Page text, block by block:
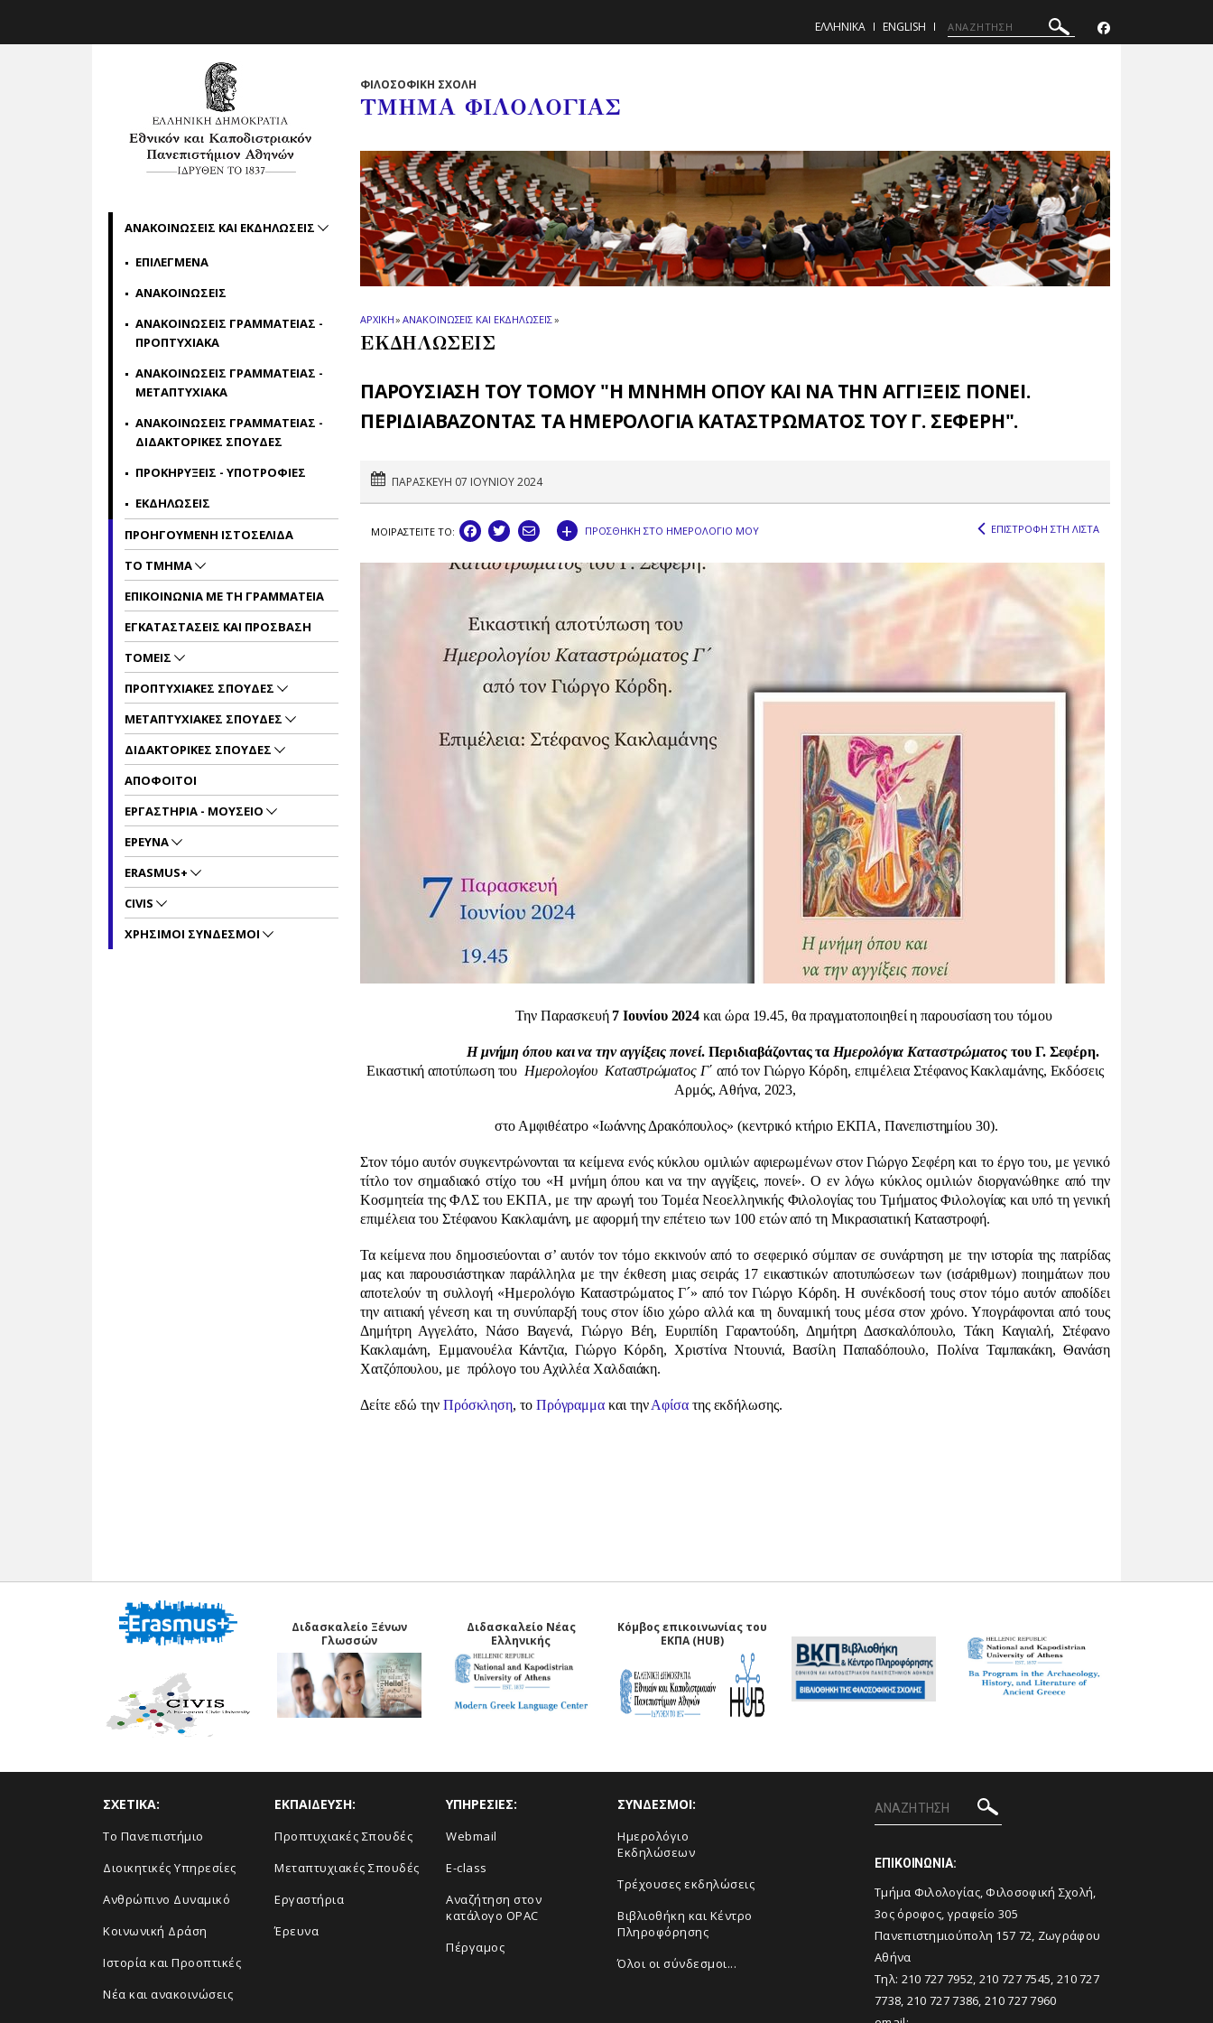
ΕΛΛΗΝΙΚΑ ENGLISH
ΦΙΛΟΣΟΦΙΚΗ ΣΧΟΛΗ
ΤΜΗΜΑ ΦΙΛΟΛΟΓΙΑΣ
ΑΡΧΙΚΗ» ΑΝΑΚΟΙΝΩΣΕΙΣ ΚΑΙ ΕΚΔΗΛΩΣΕΙΣ»
ΕΚΔΗΛΩΣΕΙΣ
ΠΑΡΟΥΣΙΑΣΗ ΤΟΥ ΤΟΜΟΥ "Η ΜΝΗΜΗ ΟΠΟΥ ΚΑΙ ΝΑ ΤΗΝ ΑΓΓΙΞΕΙΣ ΠΟΝΕΙ.
ΠΕΡΙΔΙΑΒΑΖΟΝΤΑΣ ΤΑ ΗΜΕΡΟΛΟΓΙΑ ΚΑΤΑΣΤΡΩΜΑΤΟΣ ΤΟΥ Γ. ΣΕΦΕΡΗ".
ΠΑΡΑΣΚΕΥΗ 07 ΙΟΥΝΙΟΥ 2024
ΜΟΙΡΑΣΤEIΤΕ ΤΟ: + ΠΡΟΣΘΗΚΗ ΣΤΟ ΗΜΕΡΟΛΟΓΙΟ ΜΟΥ ΕΠΙΣΤΡΟΦΗ ΣΤΗ ΛΙΣΤΑ
Την Παρασκευή 7 Ιουνίου 2024 και ώρα 19.45, θα πραγματοποιηθεί η παρουσίαση του τόμου
Η μνήμη όπου και να την αγγίξεις πονεί. Περιδιαβάζοντας τα Ημερολόγια Καταστρώματος του Γ. Σεφέρη.
Εικαστική αποτύπωση του Ημερολογίου Καταστρώματος Γ´ από τον Γιώργο Κόρδη, επιμέλεια Στέφανος Κακλαμάνης, Εκδόσεις
Αρμός, Αθήνα, 2023,
στο Αμφιθέατρο «Ιωάννης Δρακόπουλος» (κεντρικό κτήριο ΕΚΠΑ, Πανεπιστημίου 30).
Στον τόμο αυτόν συγκεντρώνονται τα κείμενα ενός κύκλου ομιλιών αφιερωμένων στον Γιώργο Σεφέρη και το έργο του, με γενικό
τίτλο τον σημαδιακό στίχο του «Η μνήμη όπου και να την αγγίξεις, πονεί». Ο εν λόγω κύκλος ομιλιών διοργανώθηκε από την
Κοσμητεία της ΦΛΣ του ΕΚΠΑ, με την αρωγή του Τομέα Νεοελληνικής Φιλολογίας του Τμήματος Φιλολογίας και υπό τη γενική
επιμέλεια του Στέφανου Κακλαμάνη, με αφορμή την επέτειο των 100 ετών από τη Μικρασιατική Καταστροφή.
Τα κείμενα που δημοσιεύονται σ’ αυτόν τον τόμο εκκινούν από το σεφερικό σύμπαν σε συνάρτηση με την ιστορία της πατρίδας
μας και παρουσιάστηκαν παράλληλα με την έκθεση μιας σειράς 17 εικαστικών αποτυπώσεων των (ισάριθμων) ποιημάτων που
αποτελούν τη συλλογή «Ημερολόγιο Καταστρώματος Γ´» από τον Γιώργο Κόρδη. Η συνέκδοσή τους στον τόμο αυτόν αποδίδει
την αιτιακή γένεση και τη συνύπαρξή τους στον ίδιο χώρο αλλά και τη δυναμική τους μέσα στον χρόνο. Υπογράφονται από τους
Δημήτρη Αγγελάτο, Νάσο Βαγενά, Γιώργο Βέη, Ευριπίδη Γαραντούδη, Δημήτρη Δασκαλόπουλο, Τάκη Καγιαλή, Στέφανο
Κακλαμάνη, Εμμανουέλα Κάντζια, Γιώργο Κόρδη, Χριστίνα Ντουνιά, Βασίλη Παπαδόπουλο, Πολίνα Ταμπακάκη, Θανάση
Χατζόπουλου, με πρόλογο του Αχιλλέα Χαλδαιάκη.
Δείτε εδώ την Πρόσκληση, το Πρόγραμμα και τηνΑφίσα της εκδήλωσης.
ΑΝΑΚΟΙΝΩΣΕΙΣ ΚΑΙ ΕΚΔΗΛΩΣΕΙΣ
ΕΠΙΛΕΓΜΕΝΑ
ΑΝΑΚΟΙΝΩΣΕΙΣ
ΑΝΑΚΟΙΝΩΣΕΙΣ ΓΡΑΜΜΑΤΕΙΑΣ -
ΠΡΟΠΤΥΧΙΑΚΑ
ΑΝΑΚΟΙΝΩΣΕΙΣ ΓΡΑΜΜΑΤΕΙΑΣ -
ΜΕΤΑΠΤΥΧΙΑΚΑ
ΑΝΑΚΟΙΝΩΣΕΙΣ ΓΡΑΜΜΑΤΕΙΑΣ -
ΔΙΔΑΚΤΟΡΙΚΕΣ ΣΠΟΥΔΕΣ
ΠΡΟΚΗΡΥΞΕΙΣ - ΥΠΟΤΡΟΦΙΕΣ
ΕΚΔΗΛΩΣΕΙΣ
ΠΡΟΗΓΟΥΜΕΝΗ ΙΣΤΟΣΕΛΙΔΑ
ΤΟ ΤΜΗΜΑ
ΕΠΙΚΟΙΝΩΝΙΑ ΜΕ ΤΗ ΓΡΑΜΜΑΤΕΙΑ
ΕΓΚΑΤΑΣΤΑΣΕΙΣ ΚΑΙ ΠΡΟΣΒΑΣΗ
ΤΟΜΕΙΣ
ΠΡΟΠΤΥΧΙΑΚΕΣ ΣΠΟΥΔΕΣ
ΜΕΤΑΠΤΥΧΙΑΚΕΣ ΣΠΟΥΔΕΣ
ΔΙΔΑΚΤΟΡΙΚΕΣ ΣΠΟΥΔΕΣ
ΑΠΟΦΟΙΤΟΙ
ΕΡΓΑΣΤΗΡΙΑ - ΜΟΥΣΕΙΟ
ΕΡΕΥΝΑ
ERASMUS+
CIVIS
ΧΡΗΣΙΜΟΙ ΣΥΝΔΕΣΜΟΙ
Διδασκαλείο Ξένων
Γλωσσών
Διδασκαλείο Νέας
Ελληνικής
Κόμβος επικοινωνίας του
ΕΚΠΑ (HUB)
ΣΧΕΤΙΚΑ:
Το Πανεπιστήμιο
Διοικητικές Υπηρεσίες
Ανθρώπινο Δυναμικό
Κοινωνική Δράση
Ιστορία και Προοπτικές
Νέα και ανακοινώσεις
ΕΚΠΑΙΔΕΥΣΗ:
Προπτυχιακές Σπουδές
Μεταπτυχιακές Σπουδές
Εργαστήρια
Έρευνα
ΥΠΗΡΕΣΙΕΣ:
Webmail
E-class
Αναζήτηση στον
κατάλογο OPAC
Πέργαμος
ΣΥΝΔΕΣΜΟΙ:
Ημερολόγιο
Εκδηλώσεων
Τρέχουσες εκδηλώσεις
Βιβλιοθήκη και Κέντρο
Πληροφόρησης
Όλοι οι σύνδεσμοι...
ΕΠΙΚΟΙΝΩΝΙΑ:
Tμήμα Φιλολογίας, Φιλοσοφική Σχολή,
3ος όροφος, γραφείο 305
Πανεπιστημιούπολη 157 72, Ζωγράφου
Αθήνα
Τηλ: 210 727 7952, 210 727 7545, 210 727
7738, 210 727 7386, 210 727 7960